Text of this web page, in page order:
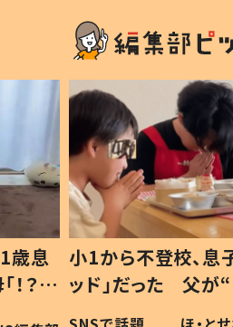
歳息
？」
小1から不登校、息
ッド」だった 父が
作り続ける理由と